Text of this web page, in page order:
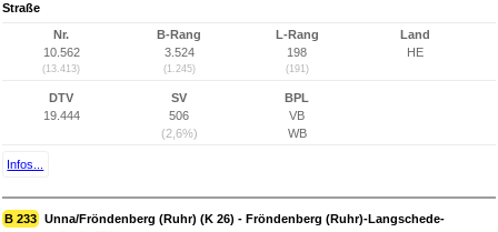
Straße
Nr.
10.562
(13.413)
B-Rang
3.524
(1.245)
L-Rang
198
(191)
Land
HE
DTV
19.444
SV
506
(2,6%)
BPL
VB
WB
Infos...
B 233 Unna/Fröndenberg (Ruhr) (K 26) - Fröndenberg (Ruhr)-Langschede-